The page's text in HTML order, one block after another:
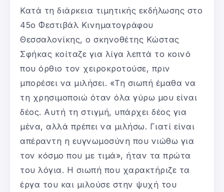
Κατά τη διάρκεια τιμητικής εκδήλωσης στο
45ο Φεστιβάλ Κινηματογράφου
Θεσσαλονίκης, ο σκηνοθέτης Κώστας
Σφήκας κοίταζε για λίγα λεπτά το κοινό
που όρθιο τον χειροκροτούσε, πριν
μπορέσει να μιλήσει. «Τη σιωπή έμαθα να
τη χρησιμοποιώ όταν όλα γύρω μου είναι
δέος. Αυτή τη στιγμή, υπάρχει δέος για
μένα, αλλά πρέπει να μιλήσω. Γιατί είναι
απέραντη η ευγνωμοσύνη που νιώθω για
τον κόσμο που με τιμά», ήταν τα πρώτα
του λόγια. Η σιωπή που χαρακτήριζε τα
έργα του και μιλούσε στην ψυχή του